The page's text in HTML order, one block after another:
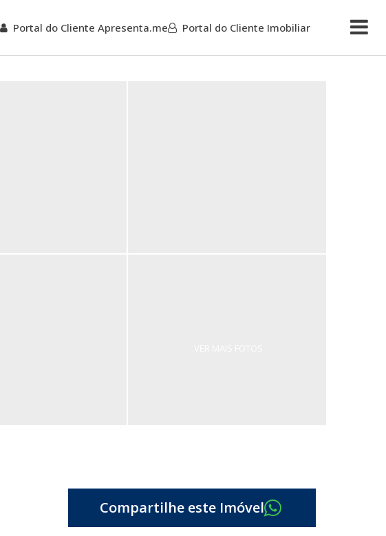
Portal do Cliente Apresenta.me Portal do Cliente Imobiliar